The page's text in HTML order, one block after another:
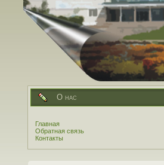
О нас
Главная
Обратная связь
Контакты